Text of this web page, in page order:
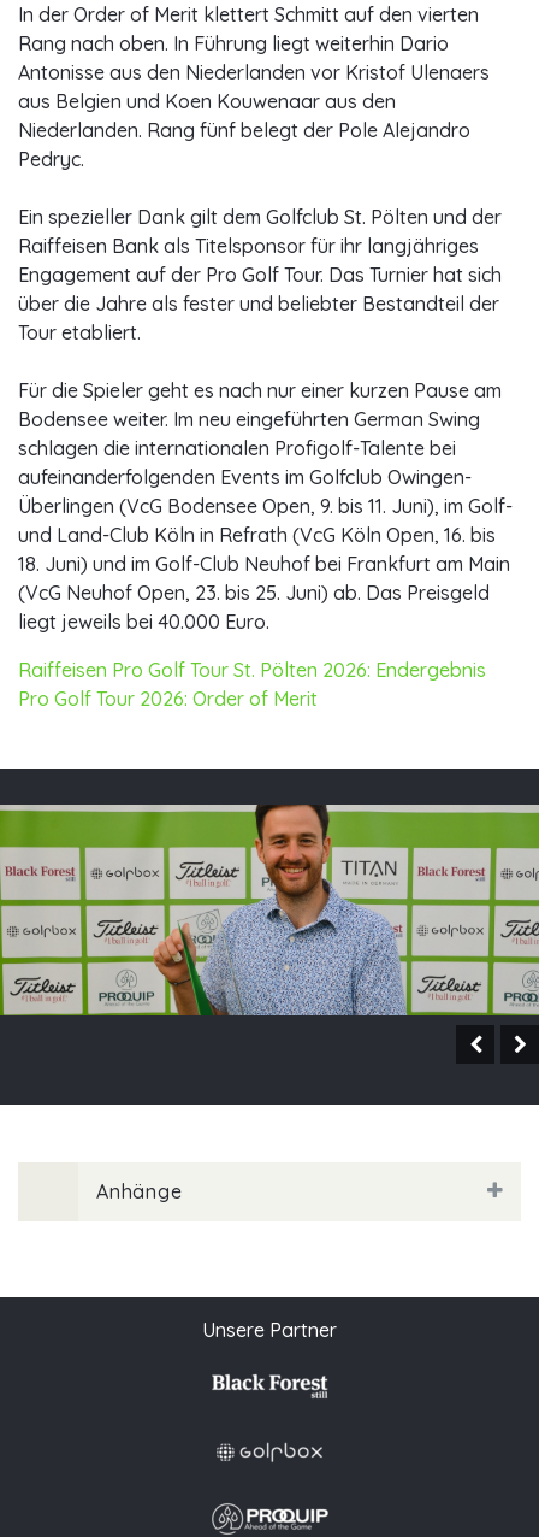
In der Order of Merit klettert Schmitt auf den vierten
Rang nach oben. In Führung liegt weiterhin Dario
Antonisse aus den Niederlanden vor Kristof Ulenaers
aus Belgien und Koen Kouwenaar aus den
Niederlanden. Rang fünf belegt der Pole Alejandro
Pedryc.
Ein spezieller Dank gilt dem Golfclub St. Pölten und der
Raiffeisen Bank als Titelsponsor für ihr langjähriges
Engagement auf der Pro Golf Tour. Das Turnier hat sich
über die Jahre als fester und beliebter Bestandteil der
Tour etabliert.
Für die Spieler geht es nach nur einer kurzen Pause am
Bodensee weiter. Im neu eingeführten German Swing
schlagen die internationalen Profigolf-Talente bei
aufeinanderfolgenden Events im Golfclub Owingen-
Überlingen (VcG Bodensee Open, 9. bis 11. Juni), im Golf-
und Land-Club Köln in Refrath (VcG Köln Open, 16. bis
18. Juni) und im Golf-Club Neuhof bei Frankfurt am Main
(VcG Neuhof Open, 23. bis 25. Juni) ab. Das Preisgeld
liegt jeweils bei 40.000 Euro.
Raiffeisen Pro Golf Tour St. Pölten 2026: Endergebnis
Pro Golf Tour 2026: Order of Merit
Anhänge